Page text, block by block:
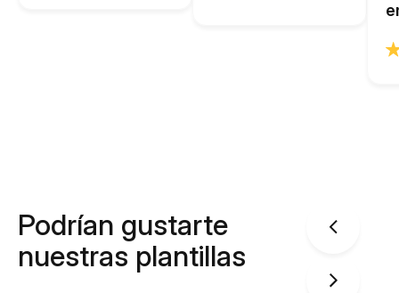
Podrían gustarte
nuestras plantillas